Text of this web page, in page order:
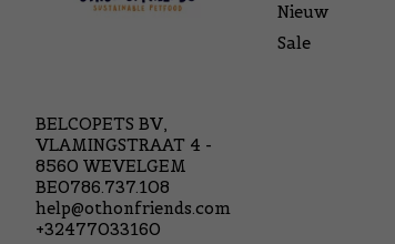
BELCOPETS BV,
VLAMINGSTRAAT 4 -
8560 WEVELGEM
BE0786.737.108
help@othonfriends.com
+32477033160
Nieuw
Sale